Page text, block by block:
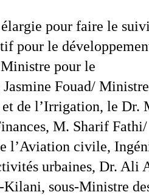
pour faire le
pour le
pour le
Fouad/
de l’Irrigation, le Dr.
M. Sharif Fathi/
l’Aviation civile,
urbaines, Dr. Ali
sous-Ministre